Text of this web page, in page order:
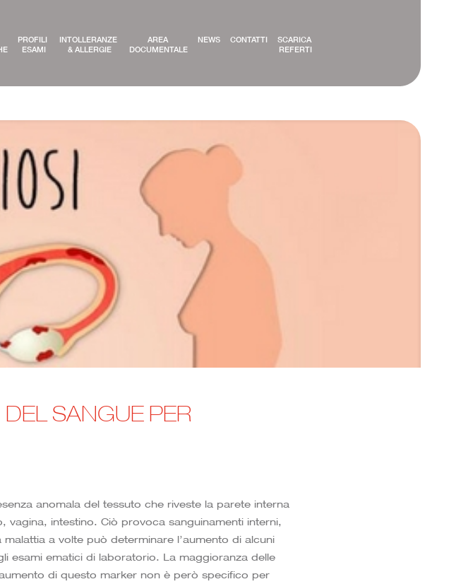
PROFILI
ESAMI
INTOLLERANZE
& ALLERGIE
AREA
DOCUMENTALE
NEWS CONTATTI
SCARICA
REFERTI
SANGUE PER
anomala del tessuto che riveste la parete interna
vagina, intestino. Ciò provoca sanguinamenti interni,
a volte può determinare l’aumento di alcuni
esami ematici di laboratorio. La maggioranza delle
di questo marker non è però specifico per